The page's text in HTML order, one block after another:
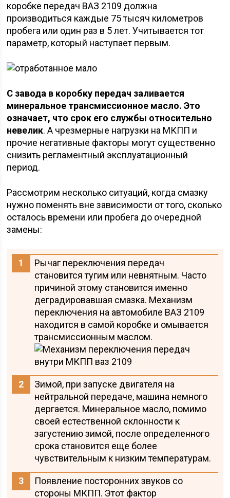
коробке передач ВАЗ 2109 должна
производиться каждые 75 тысяч километров
пробега или один раз в 5 лет. Учитывается тот
параметр, который наступает первым.
С завода в коробку передач заливается
минеральное трансмиссионное масло. Это
означает, что срок его службы относительно
невелик. А чрезмерные нагрузки на МКПП и
прочие негативные факторы могут существенно
снизить регламентный эксплуатационный
период.
Рассмотрим несколько ситуаций, когда смазку
нужно поменять вне зависимости от того, сколько
осталось времени или пробега до очередной
замены:
Рычаг переключения передач
становится тугим или невнятным. Часто
причиной этому становится именно
деградировавшая смазка. Механизм
переключения на автомобиле ВАЗ 2109
находится в самой коробке и омывается
трансмиссионным маслом.
Зимой, при запуске двигателя на
нейтральной передаче, машина немного
дергается. Минеральное масло, помимо
своей естественной склонности к
загустению зимой, после определенного
срока становится еще более
чувствительным к низким температурам.
Появление посторонних звуков со
стороны МКПП. Этот фактор